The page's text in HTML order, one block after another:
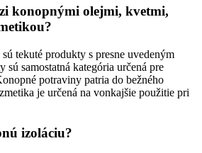
konopnými olejmi, kvetmi,
tekuté produkty s presne uvedeným
samostatná kategória určená pre
potraviny patria do bežného
je určená na vonkajšie použitie pri
izoláciu?